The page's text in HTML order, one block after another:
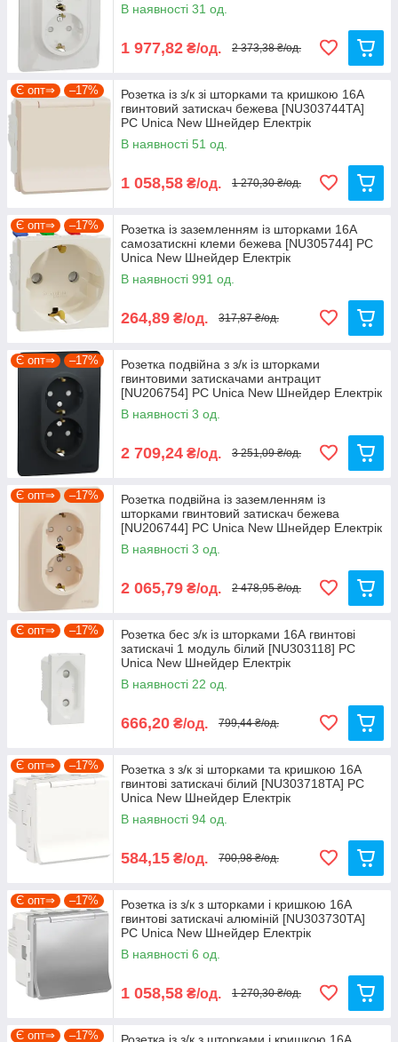
В наявності 31 од.
1 977,82 ₴/од. 2 373,38 ₴/од.
Є опт⇒ –17%
Розетка із з/к зі шторками та кришкою 16А
гвинтовий затискач бежева [NU303744TA]
PC Unica New Шнейдер Електрік
В наявності 51 од.
1 058,58 ₴/од. 1 270,30 ₴/од.
Є опт⇒ –17%
Розетка із заземленням із шторками 16А
самозатискні клеми бежева [NU305744] PC
Unica New Шнейдер Електрік
В наявності 991 од.
264,89 ₴/од. 317,87 ₴/од.
Є опт⇒ –17%
Розетка подвійна з з/к із шторками
гвинтовими затискачами антрацит
[NU206754] PC Unica New Шнейдер Електрік
В наявності 3 од.
2 709,24 ₴/од. 3 251,09 ₴/од.
Є опт⇒ –17%
Розетка подвійна із заземленням із
шторками гвинтовий затискач бежева
[NU206744] PC Unica New Шнейдер Електрік
В наявності 3 од.
2 065,79 ₴/од. 2 478,95 ₴/од.
Є опт⇒ –17%
Розетка бес з/к із шторками 16А гвинтові
затискачі 1 модуль білий [NU303118] PC
Unica New Шнейдер Електрік
В наявності 22 од.
666,20 ₴/од. 799,44 ₴/од.
Є опт⇒ –17%
Розетка з з/к зі шторками та кришкою 16А
гвинтові затискачі білий [NU303718TA] PC
Unica New Шнейдер Електрік
В наявності 94 од.
584,15 ₴/од. 700,98 ₴/од.
Є опт⇒ –17%
Розетка із з/к з шторками і кришкою 16А
гвинтові затискачі алюміній [NU303730TA]
PC Unica New Шнейдер Електрік
В наявності 6 од.
1 058,58 ₴/од. 1 270,30 ₴/од.
Є опт⇒ –17%